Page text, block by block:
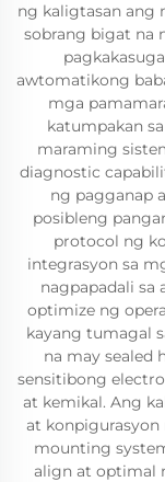
ng kaligtasan ang
sobrang bigat na
awtomatikong
mga
katumpakan
maraming
diagnostic
ng pagganap
posibleng
protocol ng
integrasyon sa
nagpapadali
optimize ng
kayang tumagal
na may sealed
sensitibong
at kemikal. Ang
at
mounting
align at optimal